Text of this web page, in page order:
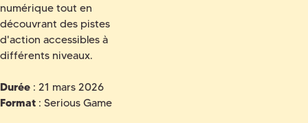
numérique tout en
découvrant des pistes
d'action accessibles à
différents niveaux.
Durée : 21 mars 2026
Format : Serious Game